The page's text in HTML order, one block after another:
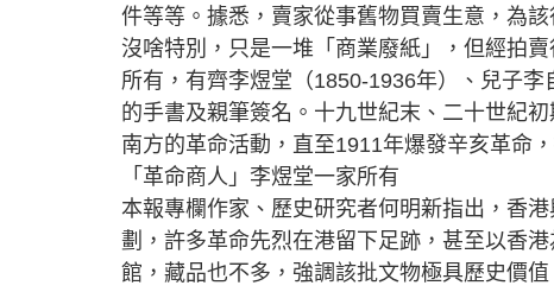
件等等。據悉，賣家從事舊物買賣生意，為
沒啥特別，只是一堆「商業廢紙」，但經拍
所有，有齊李煜堂（1850-1936年）、兒子李
的手書及親筆簽名。十九世紀末、二十世紀
南方的革命活動，直至1911年爆發辛亥革命
「革命商人」李煜堂一家所有
本報專欄作家、歷史研究者何明新指出，香
劃，許多革命先烈在港留下足跡，甚至以香
館，藏品也不多，強調該批文物極具歷史價